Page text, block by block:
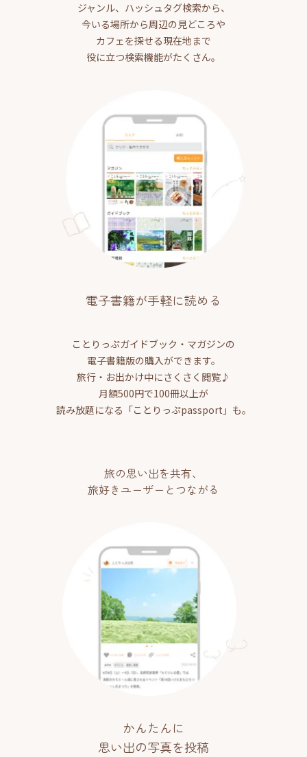
ジャンル、ハッシュタグ検索から、
今いる場所から周辺の見どころや
カフェを探せる現在地まで
役に立つ検索機能がたくさん。
電子書籍が手軽に読める
ことりっぷガイドブック・マガジンの
電子書籍版の購入ができます。
旅行・お出かけ中にさくさく閲覧♪
月額500円で100冊以上が
読み放題になる「ことりっぷpassport」も。
旅の思い出を共有、
旅好きユーザーとつながる
かんたんに
思い出の写真を投稿